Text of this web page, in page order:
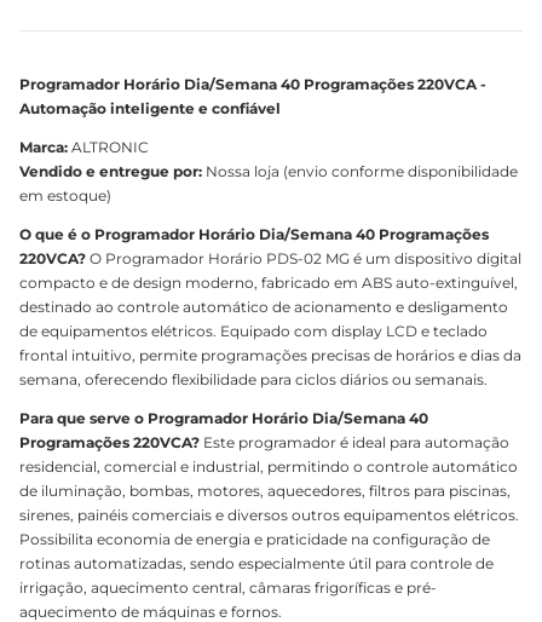
Programador Horário Dia/Semana 40 Programações 220VCA -
Automação inteligente e confiável
Marca: ALTRONIC
Vendido e entregue por: Nossa loja (envio conforme disponibilidade
em estoque)
O que é o Programador Horário Dia/Semana 40 Programações
220VCA? O Programador Horário PDS-02 MG é um dispositivo digital
compacto e de design moderno, fabricado em ABS auto-extinguível,
destinado ao controle automático de acionamento e desligamento
de equipamentos elétricos. Equipado com display LCD e teclado
frontal intuitivo, permite programações precisas de horários e dias da
semana, oferecendo flexibilidade para ciclos diários ou semanais.
Para que serve o Programador Horário Dia/Semana 40
Programações 220VCA? Este programador é ideal para automação
residencial, comercial e industrial, permitindo o controle automático
de iluminação, bombas, motores, aquecedores, filtros para piscinas,
sirenes, painéis comerciais e diversos outros equipamentos elétricos.
Possibilita economia de energia e praticidade na configuração de
rotinas automatizadas, sendo especialmente útil para controle de
irrigação, aquecimento central, câmaras frigoríficas e pré-
aquecimento de máquinas e fornos.